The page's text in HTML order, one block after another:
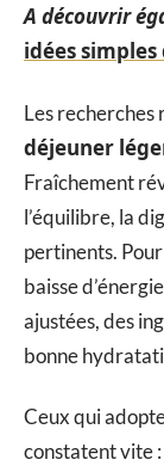
A découvrir
idées
Les recherches
déjeuner
Fraîchement
l’équilibre, la
pertinents.
baisse
ajustées, des
bonne
Ceux qui
constatent vite